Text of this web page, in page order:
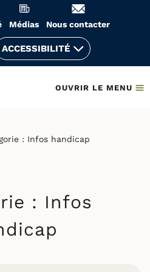
Médias Nous contacter
ACCESSIBILITÉ
OUVRIR LE MENU
: Infos handicap
: Infos